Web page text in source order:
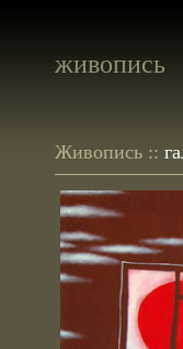
живопись
Живопись ::